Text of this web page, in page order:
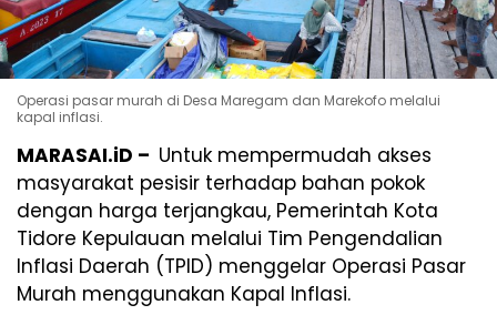
Operasi pasar murah di Desa Maregam dan Marekofo melalui
kapal inflasi.
MARASAI.iD – Untuk mempermudah akses
masyarakat pesisir terhadap bahan pokok
dengan harga terjangkau, Pemerintah Kota
Tidore Kepulauan melalui Tim Pengendalian
Inflasi Daerah (TPID) menggelar Operasi Pasar
Murah menggunakan Kapal Inflasi.